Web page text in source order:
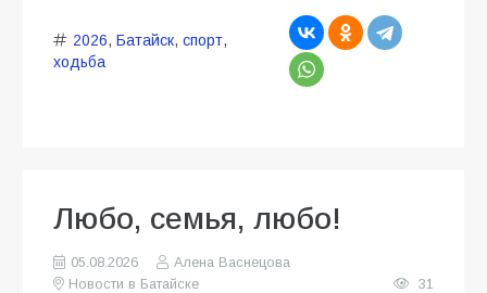
2026, Батайск, спорт,
ходьба
Любо, семья, любо!
05.08.2026
Алена Васнецова
Новости в Батайске
31